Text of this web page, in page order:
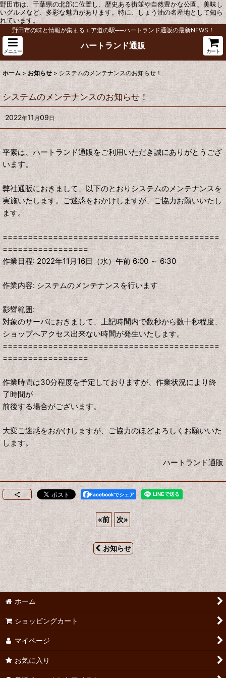
野田市は、千葉県の北部に位置し、歴史ある街並や自然豊かな公園、美味し
いグルメなど、多彩な魅力があります。特に、しょう油の名産地として知ら
れています。
野田市の味と情報が集まるエア道の駅──ハートランド通販の最新NEWS！
メニュー
ハートランド通販
カート
ホーム > お知らせ > システムのメンテナンスのお知らせ！
システムのメンテナンスのお知らせ！
2022年11 月09日
平素は、ハートランド通販をご利用いただき誠にありがとうござ
います。
弊社通販におきまして、以下のとおりシステムのメンテナンスを
実施いたします。ご迷惑をおかけしますが、ご協力お願いいたし
ます。
===========================================
=================
作業日程: 2022年11月16日（水）午前 6:00 ～ 6:30
作業内容: システムのメンテナンスを行います
影響範囲:
対象のサーバにおきまして、上記時間内で数秒から数十秒程度、
ショップへアクセス出来ない時間が発生いたします。
===========================================
=================
作業時間は30分程度を予定しておりますが、作業状況により終
了時間が
前後する場合がございます。
大変ご迷惑をおかけしますが、ご協力のほどよろしくお願いいた
します。
ハートランド通販
Facebookでシェア
«前 次»
お知らせ
ホーム
ショッピングカート
マイページ
お気に入り